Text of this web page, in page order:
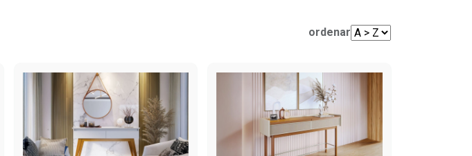
Sofá de Canto
Sofá com Chaise
Sofá de Couro
Sofá Orgânico
ordenar